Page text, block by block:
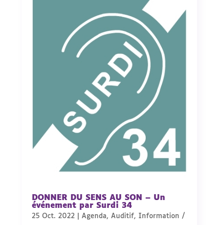
DONNER DU SENS AU SON – Un
événement par Surdi 34
25 Oct. 2022| Agenda, Auditif, Information /